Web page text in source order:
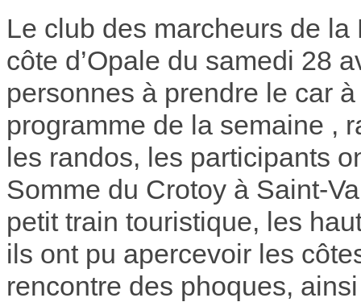
Le club des marcheurs de
côte d’Opale du samedi 28
personnes à prendre le car
programme de la semaine ,
les randos, les participants
Somme du Crotoy à Saint-
petit train touristique, les
ils ont pu apercevoir les
rencontre des phoques,